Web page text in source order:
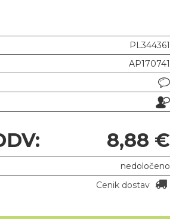
PL344361
AP170741
8,88 €
nedoločeno
Cenik dostav